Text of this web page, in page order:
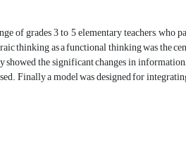
of grades 3 to 5 elementary teachers,
thinking as a functional thinking was the
showed the significant changes in
Finally a model was designed for